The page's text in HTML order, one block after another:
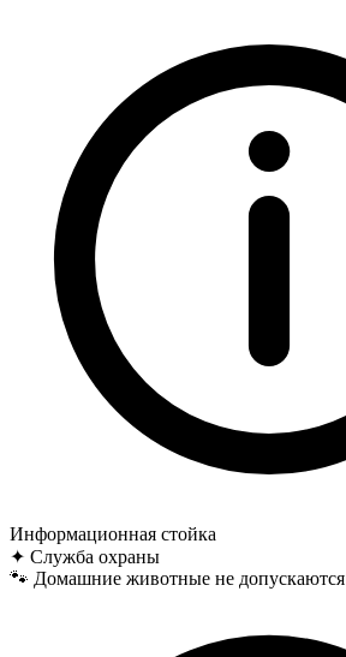
Информационная стойка
✦ Служба охраны
🐾 Домашние животные не допускаются